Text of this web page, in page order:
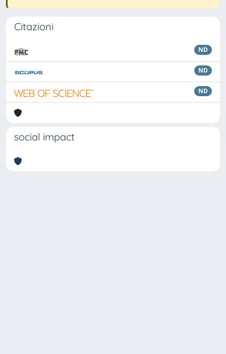
Citazioni
ND
ND
ND
social impact